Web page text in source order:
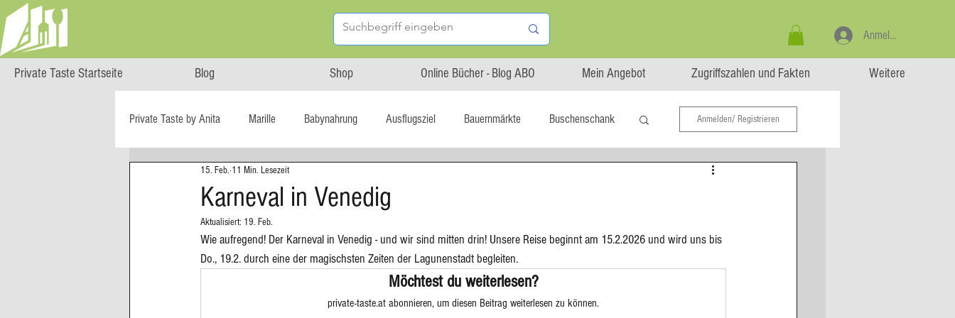
Private Taste Startseite Blog Shop Online Bücher - Blog ABO Mein Angebot Zugriffszahlen und Fakten Weitere
Anmelden
Private Taste by Anita Marille Babynahrung Ausflugsziel Bauernmärkte Buschenschank
Cooking Class HERZGENUSS
Reise-Blog Regional statt global Startup Asiatische Küche Aufstrich
Blechkuchen Brot Biskuit
Anmelden/ Registrieren
Karneval in Venedig
15. Feb. 11 Min. Lesezeit
Aktualisiert: 19. Feb.
Wie aufregend! Der Karneval in Venedig - und wir sind mitten drin! Unsere Reise beginnt am 15.2.2026 und wird uns bis
Do., 19.2. durch eine der magischsten Zeiten der Lagunenstadt begleiten.
Möchtest du weiterlesen?
private-taste.at abonnieren, um diesen Beitrag weiterlesen zu können.